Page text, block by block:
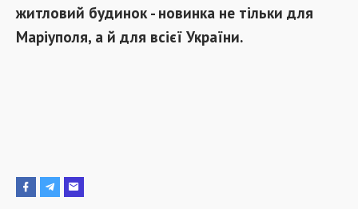
житловий будинок - новинка не тільки для
Маріуполя, а й для всієї України.